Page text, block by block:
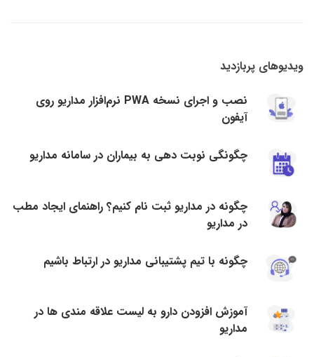
ویدیوهای پربازدید
نصب و اجرای نسخه PWA نرم‌افزار مداریو روی
آیفون
چگونگی نوبت دهی به بیماران در سامانه مداریو
چگونه در مداریو ثبت نام کنیم؟ راهنمای ایجاد مطب
در مداریو
چگونه با تیم پشتیبانی مداریو در ارتباط باشیم
آموزش افزودن دارو به لیست علاقه مندی ها در
مداریو